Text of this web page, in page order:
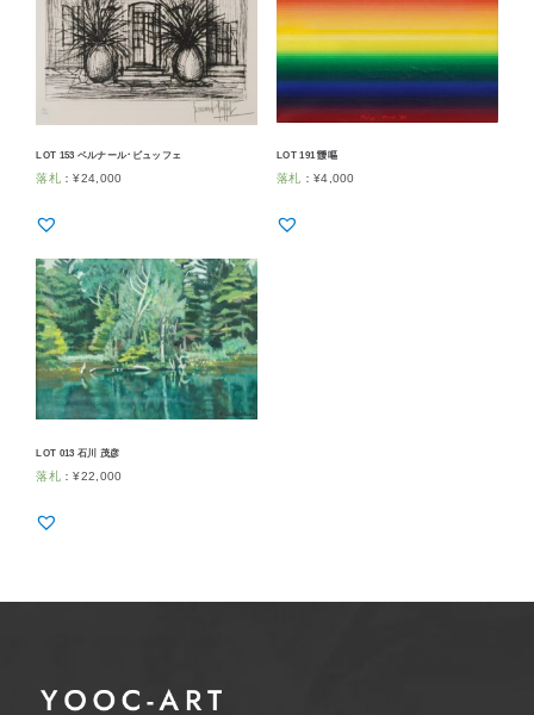
LOT 153 ベルナール･ビュッフェ
落札 ：¥24,000
LOT 191 靉嘔
落札 ： ¥4,000
LOT 013 石川 茂彦
落札 ：¥22,000